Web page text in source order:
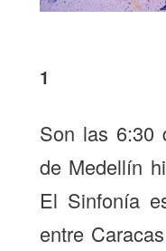
1
Son las 6:30
de Medellín
El Sinfonía
entre